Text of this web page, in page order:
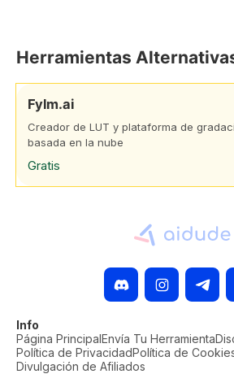
Herramientas
Fylm.ai
Creador de LUT y plataforma de
basada en la nube
Gratis
Info
Página PrincipalEnvía Tu Herramienta
Política de PrivacidadPolítica de
Divulgación de Afiliados